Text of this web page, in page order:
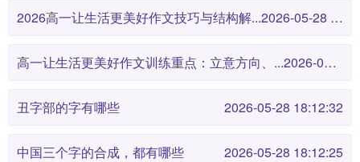
2026高一让生活更美好作文技巧与结构解... 2026-05-28 18:12:46
高一让生活更美好作文训练重点：立意方向、... 2026-05-28 18:12:38
丑字部的字有哪些 2026-05-28 18:12:32
中国三个字的合成，都有哪些 2026-05-28 18:12:25